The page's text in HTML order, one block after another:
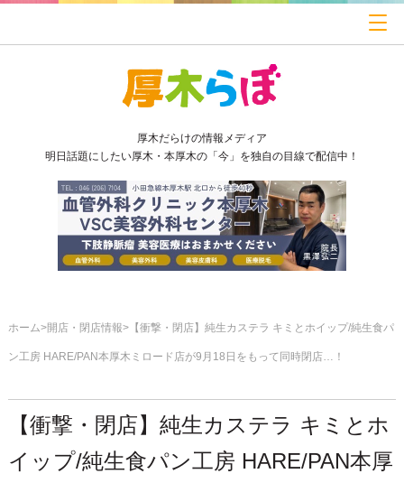
厚木だらけの情報メディア
明日話題にしたい厚木・本厚木の「今」を独自の目線で配信中！
ホーム 開店・閉店情報 【衝撃・閉店】純生カステラ キミとホイップ/純生食パ
ン工房 HARE/PAN本厚木ミロード店が9月18日をもって同時閉店…！
【衝撃・閉店】純生カステラ キミとホ
イップ/純生食パン工房 HARE/PAN本厚